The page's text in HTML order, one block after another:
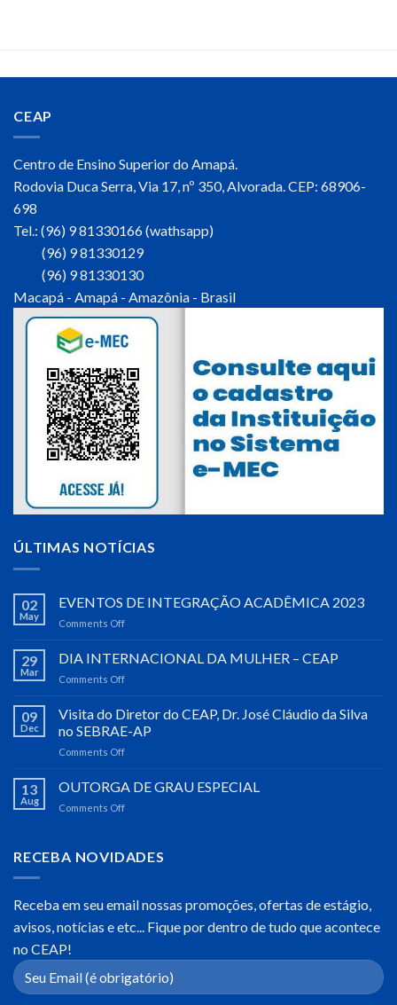
CEAP
Centro de Ensino Superior do Amapá.
Rodovia Duca Serra, Via 17, nº 350, Alvorada. CEP: 68906-
698
Tel.: (96) 9 81330166 (wathsapp)
(96) 9 81330129
(96) 9 81330130
Macapá - Amapá - Amazônia - Brasil
ÚLTIMAS NOTÍCIAS
02
May
EVENTOS DE INTEGRAÇÃO ACADÊMICA 2023
Comments Off
DE
29
Mar
DIA INTERNACIONAL DA MULHER – CEAP
Comments Off
INTERNACIONAL
DA
MULHER
09
Dec
Visita do Diretor do CEAP, Dr. José Cláudio da Silva
no SEBRAE-AP
Comments Off
do
José
Silva
SEBRAE-
13
Aug
OUTORGA DE GRAU ESPECIAL
Comments Off
GRAU
RECEBA NOVIDADES
Receba em seu email nossas promoções, ofertas de estágio,
avisos, notícias e etc... Fique por dentro de tudo que acontece
no CEAP!